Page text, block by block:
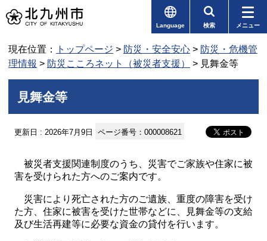
Language 検索 メニュー
現在位置： トップページ > 防災・安全安心 > 防災・危機管
理情報 > 防災こころネット（被災者支援） > 見舞金等
見舞金等
更新日 : 2026年7月9日 ページ番号：000008621
被災者支援関連制度のうち、災害でご家族や住家に被
害を受けられた方へのご案内です。
災害により死亡された方のご遺族、重度の障害を受け
た方、住家に被害を受けた世帯などに、見舞金等の支給
及び生活再建等に必要な資金の貸付を行います。